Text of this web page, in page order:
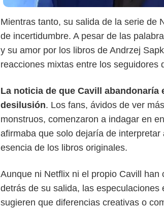
Mientras tanto, su salida de la serie de
de incertidumbre. A pesar de las
y su amor por los libros de Andrzej
reacciones mixtas entre los seguidores
La noticia de que Cavill
desilusión. Los fans, ávidos de ver
monstruos, comenzaron a indagar en
afirmaba que solo dejaría de
esencia de los libros originales.
Aunque ni Netflix ni el propio Cavill
detrás de su salida, las
sugieren que diferencias creativas o